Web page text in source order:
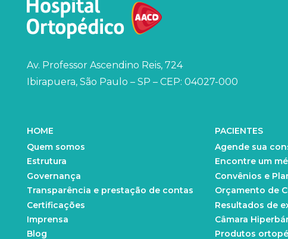
Av. Professor Ascendino Reis, 724
Ibirapuera, São Paulo – SP – CEP: 04027-000
HOME
Quem somos
Estrutura
Governança
Transparência e prestação de contas
Certificações
Imprensa
Blog
PACIENTES
Agende sua
Encontre um
Convênios e
Orçamento de
Resultados de
Câmara
Produtos